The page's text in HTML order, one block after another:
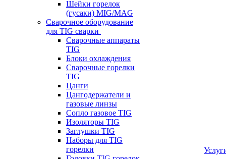
Шейки горелок
(гусаки) MIG/MAG
Сварочное оборудование
для TIG сварки
Сварочные аппараты
TIG
Блоки охлаждения
Сварочные горелки
TIG
Цанги
Цангодержатели и
газовые линзы
Сопло газовое TIG
Изоляторы TIG
Заглушки TIG
Наборы для TIG
горелки